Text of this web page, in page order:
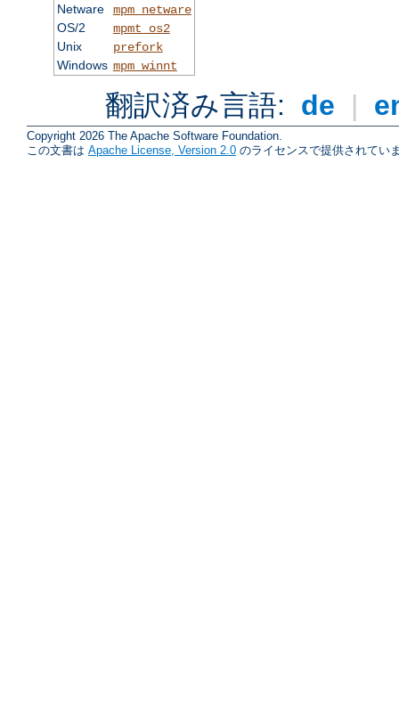
Netware
mpm_netware
OS/2
mpmt_os2
Unix
prefork
Windows mpm_winnt
翻訳済み言語: de |
Copyright 2026 The Apache Software Foundation.
この文書は Apache License, Version 2.0 のライセンスで提供されてい